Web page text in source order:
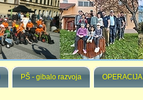
PŠ - gibalo razvoja